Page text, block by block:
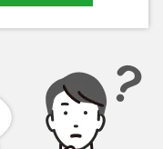
￥3,200 ￥3,100
ジラーチEX BW9
051/076 R